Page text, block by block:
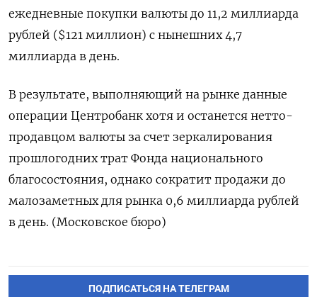
ежедневные покупки валюты до 11,2 миллиарда
рублей ($121 миллион) с нынешних 4,7
миллиарда в день.
В результате, выполняющий на рынке данные
операции Центробанк хотя и останется нетто-
продавцом валюты за счет зеркалирования
прошлогодних трат Фонда национального
благосостояния, однако сократит продажи до
малозаметных для рынка 0,6 миллиарда рублей
в день. (Московское бюро)
ПОДПИСАТЬСЯ НА ТЕЛЕГРАМ